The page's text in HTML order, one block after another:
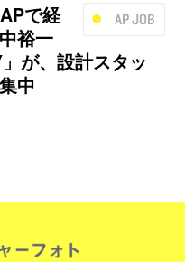
AP JOB
で経
裕一
が、設計スタッ
中